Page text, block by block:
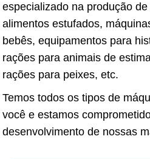
especializado na produção
alimentos estufados,
bebês, equipamentos para
rações para animais de
rações para peixes, etc.
Temos todos os tipos de
você e estamos
desenvolvimento de nossas